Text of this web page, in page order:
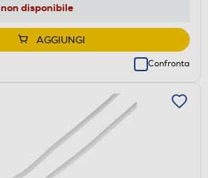
non disponibile
AGGIUNGI
Confronta